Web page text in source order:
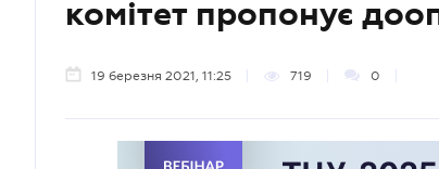
комітет пропонує
19 березня 2021, 11:25 719 0